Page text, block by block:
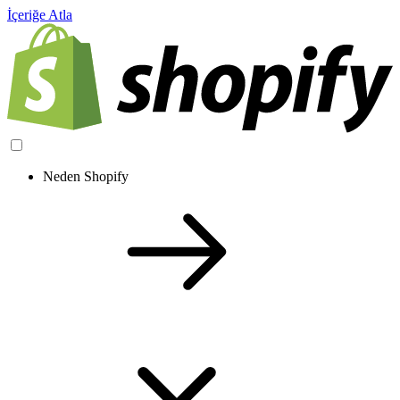
İçeriğe Atla
Neden Shopify